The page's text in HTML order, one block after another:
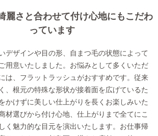
麗さと合わせて付け心地にもこだわ
っています
デザインや目の形、自まつ毛の状態によって
用意いたしました。お悩みとして多くいただ
は、フラットラッシュがおすすめです。従来
、根元の特殊な形状が接着面を広げているた
かけずに美しい仕上がりを長くお楽しみいた
材選びから付け心地、仕上がりまで全てにこ
く魅力的な目元を演出いたします。お仕事帰